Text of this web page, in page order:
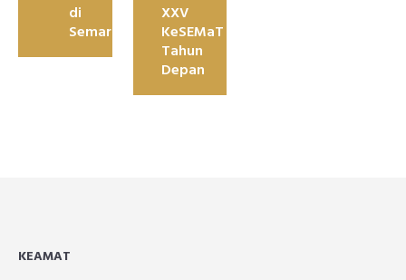
di
Semarang
XXV
KeSEMaT
Tahun
Depan
KEAMAT